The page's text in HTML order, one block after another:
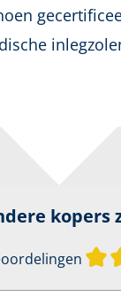
kopers